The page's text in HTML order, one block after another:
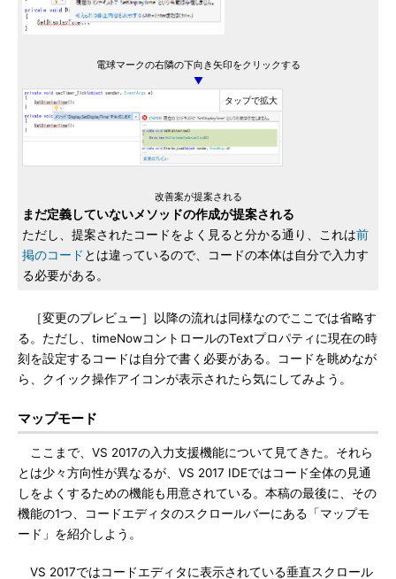
電球マークの右隣の下向き矢印をクリックする
▼
改善案が提案される
まだ定義していないメソッドの作成が提案される
ただし、提案されたコードをよく見ると分かる通り、これは前
掲のコード とは違っているので、コードの本体は自分で入力す
る必要がある。
［変更のプレビュー］以降の流れは同様なのでここでは省略す
る。ただし、timeNowコントロールのTextプロパティに現在の時
刻を設定するコードは自分で書く必要がある。コードを眺めなが
ら、クイック操作アイコンが表示されたら気にしてみよう。
マップモード
ここまで、VS 2017の入力支援機能について見てきた。それら
とは少々方向性が異なるが、VS 2017 IDEではコード全体の見通
しをよくするための機能も用意されている。本稿の最後に、その
機能の1つ、コードエディタのスクロールバーにある「マップモ
ード」を紹介しよう。
VS 2017ではコードエディタに表示されている垂直スクロール